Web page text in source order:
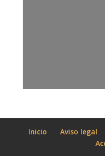
Inicio Aviso legal